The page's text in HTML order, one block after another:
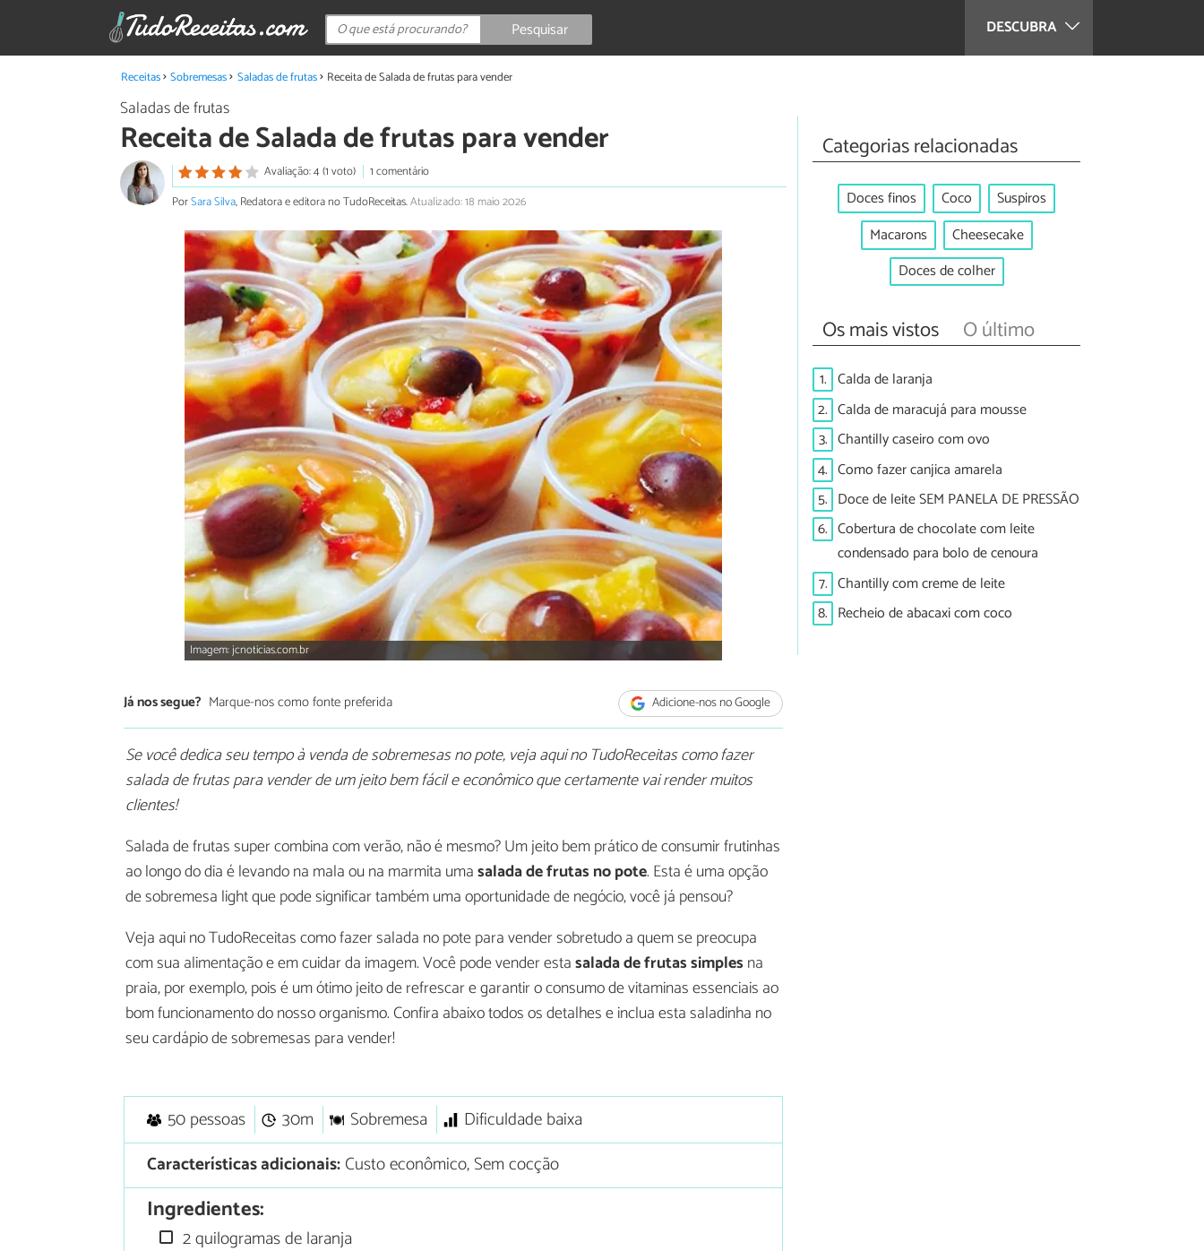
DESCUBRA
Pesquisar
Receitas Sobremesas Saladas de frutas Receita de Salada de frutas para vender
Saladas de frutas
Receita de Salada de frutas para vender
Avaliação: 4 (1 voto)
1 comentário
PorSara Silva, Redatora e editora no TudoReceitas.Atualizado: 18 maio 2026
Imagem: jcnoticias.com.br
Já nos segue? Marque-nos como fonte preferida Adicione-nos no Google
Se você dedica seu tempo à venda de sobremesas no pote, veja aqui no TudoReceitas como fazer
salada de frutas para vender de um jeito bem fácil e econômico que certamente vai render muitos
clientes!
Salada de frutas super combina com verão, não é mesmo? Um jeito bem prático de consumir frutinhas
ao longo do dia é levando na mala ou na marmita umasalada de frutas no pote. Esta é uma opção
de sobremesa light que pode significar também uma oportunidade de negócio, você já pensou?
Veja aqui no TudoReceitas como fazer salada no pote para vender sobretudo a quem se preocupa
com sua alimentação e em cuidar da imagem. Você pode vender estasalada de frutas simples na
praia, por exemplo, pois é um ótimo jeito de refrescar e garantir o consumo de vitaminas essenciais ao
bom funcionamento do nosso organismo. Confira abaixo todos os detalhes e inclua esta saladinha no
seu cardápio de sobremesas para vender!
50 pessoas 30m Sobremesa
Dificuldade baixa
Características adicionais:Custo econômico, Sem cocção
Ingredientes:
2 quilogramas de laranja
Categorias relacionadas
Doces finos Coco
Suspiros
Macarons
Cheesecake
Doces de colher
Os mais vistos O último
1. Calda de laranja
2. Calda de maracujá para mousse
3. Chantilly caseiro com ovo
4. Como fazer canjica amarela
5. Doce de leite SEM PANELA DE PRESSÃO
6. Cobertura de chocolate com leite
condensado para bolo de cenoura
7. Chantilly com creme de leite
8. Recheio de abacaxi com coco